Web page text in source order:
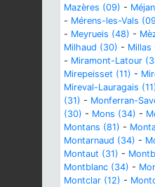
Mazères (09) -
- Mérens-les-Vals
- Meyrueis (48) -
Milhaud (30) - Millas
- Miramont-Latour
Mirepeisset (11) -
Mireval-Lauragais
(31) - Monferran-
(30) - Mons (34) -
Montans (81) -
Montarnaud (34) -
Montaut (31) -
Montblanc (34) -
Montclar (12) -